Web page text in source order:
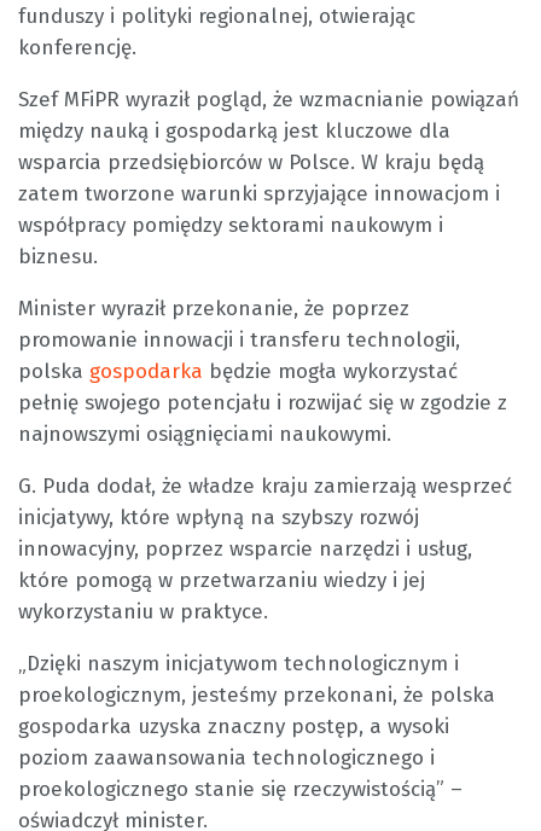
funduszy i polityki regionalnej, otwierając
konferencję.
Szef MFiPR wyraził pogląd, że wzmacnianie powiązań
między nauką i gospodarką jest kluczowe dla
wsparcia przedsiębiorców w Polsce. W kraju będą
zatem tworzone warunki sprzyjające innowacjom i
współpracy pomiędzy sektorami naukowym i
biznesu.
Minister wyraził przekonanie, że poprzez
promowanie innowacji i transferu technologii,
polska gospodarka będzie mogła wykorzystać
pełnię swojego potencjału i rozwijać się w zgodzie z
najnowszymi osiągnięciami naukowymi.
G. Puda dodał, że władze kraju zamierzają wesprzeć
inicjatywy, które wpłyną na szybszy rozwój
innowacyjny, poprzez wsparcie narzędzi i usług,
które pomogą w przetwarzaniu wiedzy i jej
wykorzystaniu w praktyce.
„Dzięki naszym inicjatywom technologicznym i
proekologicznym, jesteśmy przekonani, że polska
gospodarka uzyska znaczny postęp, a wysoki
poziom zaawansowania technologicznego i
proekologicznego stanie się rzeczywistością” –
oświadczył minister.